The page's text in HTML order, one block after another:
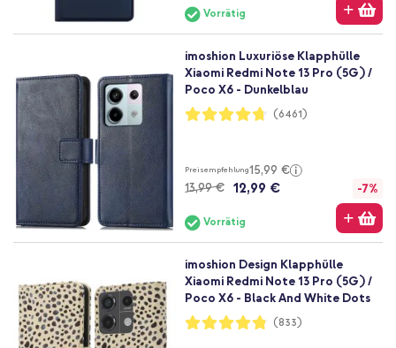
Vorrätig
imoshion Luxuriöse Klapphülle
Xiaomi Redmi Note 13 Pro (5G) /
Poco X6 - Dunkelblau
Bewertung:
94%
(6461)
Preisempfehlung15,99 €
13,99 € 12,99 € -7%
Vorrätig
imoshion Design Klapphülle
Xiaomi Redmi Note 13 Pro (5G) /
Poco X6 - Black And White Dots
Bewertung:
96%
(833)